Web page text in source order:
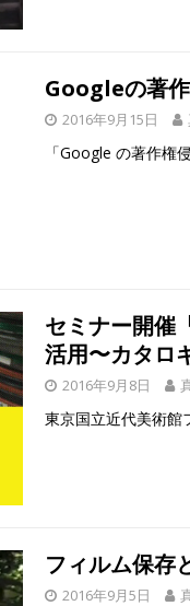
Googleの著
2016年9月15日
「Google の著作権
セミナー開催
活用〜カタロ
2016年9月8日
東京国立近代美術館
フィルム保存
2016年9月5日